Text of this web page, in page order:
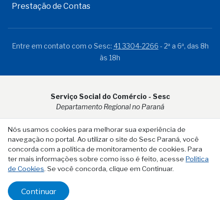
Nós usamos cookies para melhorar sua experiência de
navegação no portal. Ao utilizar o site do Sesc Paraná, você
concorda com a política de monitoramento de cookies. Para
ter mais informações sobre como isso é feito, acesse Política
de Cookies. Se você concorda, clique em Continuar.
Continuar
Prestação de Contas
Entre em contato com o Sesc: 41 3304-2266 - 2ª a 6ª, das 8h
às 18h
Serviço Social do Comércio - Sesc
Departamento Regional no Paraná
Rua Visconde do Rio Branco, 931 - CEP 80.410-001 - Curitiba -
PR